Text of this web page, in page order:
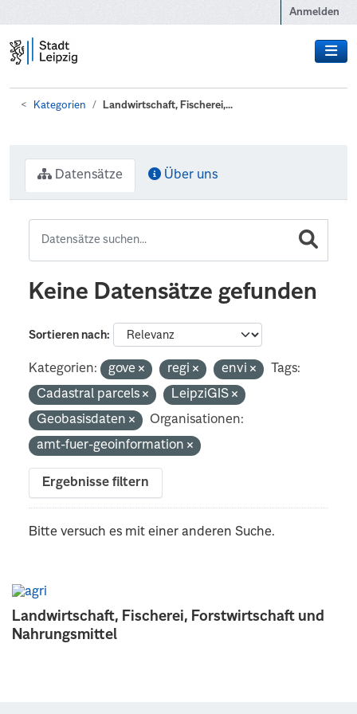
Anmelden
Kategorien Landwirtschaft, Fischerei,...
Landwirtschaft, Fischerei, Forstwirtschaft und
Nahrungsmittel
Datensätze Über uns
Keine Datensätze gefunden
Sortieren nach
Kategorien: gove regi envi
Tags:
Cadastral parcels
LeipziGIS
Geobasisdaten
Organisationen:
amt-fuer-geoinformation
Ergebnisse filtern
Bitte versuch es mit einer anderen Suche.